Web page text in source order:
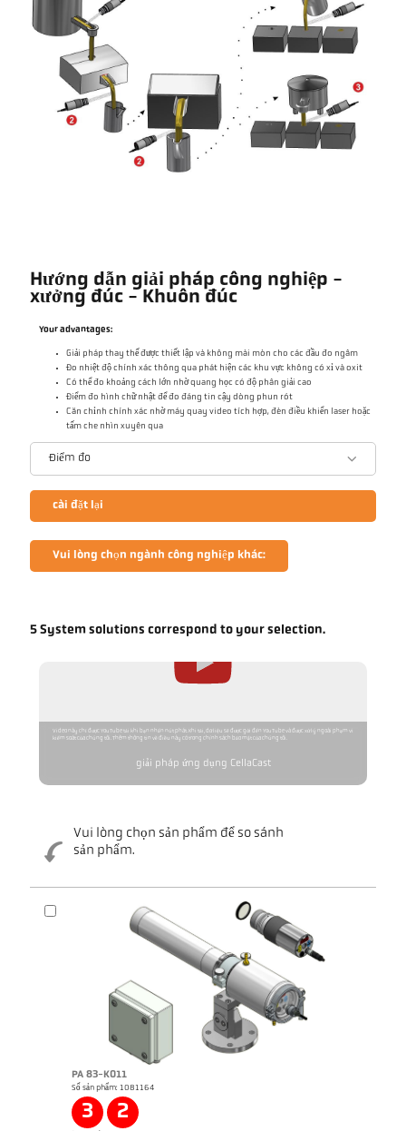
Hướng dẫn giải pháp công nghiệp -
xưởng đúc - Khuôn đúc
Your advantages:
Giải pháp thay thế được thiết lập và không mài mòn cho các đầu đo ngâm
Đo nhiệt độ chính xác thông qua phát hiện các khu vực không có xỉ và oxit
Có thể đo khoảng cách lớn nhờ quang học có độ phân giải cao
Điểm đo hình chữ nhật để đo đáng tin cậy dòng phun rót
Căn chỉnh chính xác nhờ máy quay video tích hợp, đèn điều khiển laser hoặc
tấm che nhìn xuyên qua
Điểm đo
cài đặt lại
Vui lòng chọn ngành công nghiệp khác:
5 System solutions correspond to your selection.
Video này chỉ được YouTube tải khi bạn nhấn nút phát. Khi tải, dữ liệu sẽ được gửi đến YouTube và được xử lý ngoài phạm vi
kiểm soát của chúng tôi. Thêm thông tin về điều này có trong chính sách bảo mật của chúng tôi.
giải pháp ứng dụng CellaCast
Vui lòng chọn sản phẩm để so sánh
sản phẩm.
PA 83-K011
Số sản phẩm: 1081164
3 2